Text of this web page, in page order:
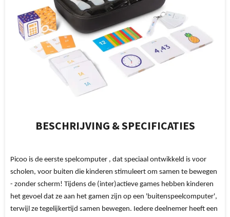
BESCHRIJVING & SPECIFICATIES
Picoo is de eerste spelcomputer , dat speciaal ontwikkeld is voor
scholen, voor buiten die kinderen stimuleert om samen te bewegen
- zonder scherm! Tijdens de (inter)actieve games hebben kinderen
het gevoel dat ze aan het gamen zijn op een 'buitenspeelcomputer',
terwijl ze tegelijkertijd samen bewegen. Iedere deelnemer heeft een